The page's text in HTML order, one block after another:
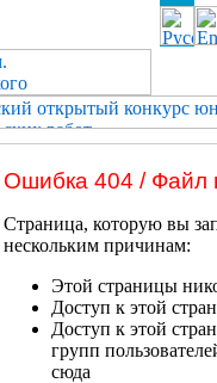
Ошибка 404 / Файл
Страница, которую вы
нескольким причинам:
Этой страницы
Доступ к этой
Доступ к этой
групп
сюда